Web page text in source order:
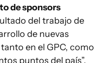
de sponsors
del trabajo de
de nuevas
en el GPC, como
puntos del país”.